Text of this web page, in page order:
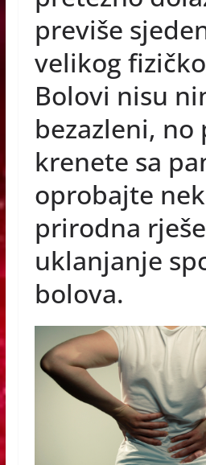
o
o
k
g
er
p
p
previše
velikog
Bolovi nisu
bezazleni, no
krenete sa
oprobajte
prirodna
uklanjanje
bolova.